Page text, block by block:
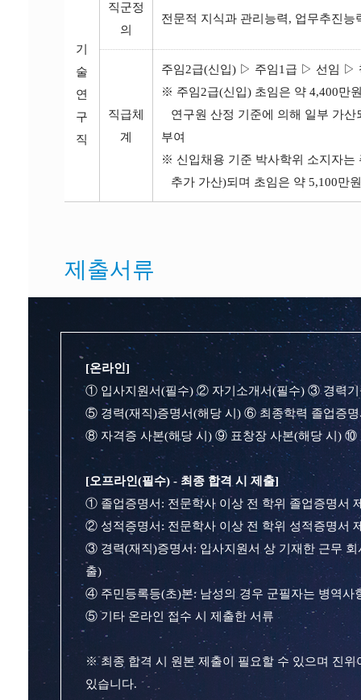
기
술
연
구
직
직군정
의
전문적 지식과 관리능력, 업무추진
직급체
계
주임2급(신입) ▷ 주임1급 ▷ 선임
※ 주임2급(신입) 초임은 약 4,400만
연구원 산정 기준에 의해 일부 가산
부여
※ 신입채용 기준 박사학위 소지자는
추가 가산)되며 초임은 약 5,100만
제출서류
[온라인]
① 입사지원서(필수) ② 자기소개서(필수) ③ 경력
⑤ 경력(재직)증명서(해당 시) ⑥ 최종학력 졸업증
⑧ 자격증 사본(해당 시) ⑨ 표창장 사본(해당 시) ⑩
[오프라인(필수) - 최종 합격 시 제출]
① 졸업증명서: 전문학사 이상 전 학위 졸업증명서
② 성적증명서: 전문학사 이상 전 학위 성적증명서
③ 경력(재직)증명서: 입사지원서 상 기재한 근무
출)
④ 주민등록등(초)본: 남성의 경우 군필자는 병역사
⑤ 기타 온라인 접수 시 제출한 서류
※ 최종 합격 시 원본 제출이 필요할 수 있으며 진
있습니다.